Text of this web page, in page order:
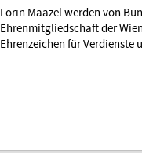
Lorin Maazel werden von
Ehrenmitgliedschaft der
Ehrenzeichen für Verdienste